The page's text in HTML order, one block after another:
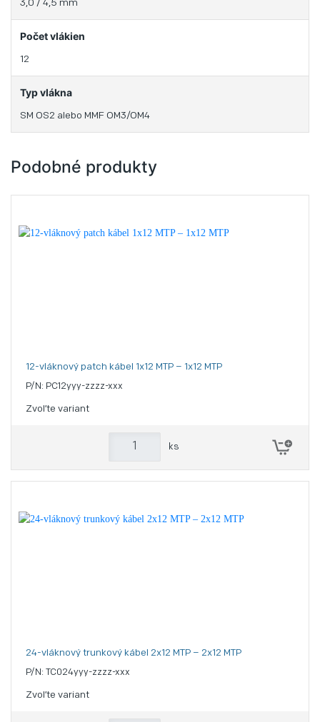
3,0 / 4,5 mm
Počet vlákien
12
Typ vlákna
SM OS2 alebo MMF OM3/OM4
Podobné produkty
12-vláknový patch kábel 1x12 MTP – 1x12 MTP
P/N: PC12yyy-zzzz-xxx
Zvoľte variant
ks
24-vláknový trunkový kábel 2x12 MTP – 2x12 MTP
P/N: TC024yyy-zzzz-xxx
Zvoľte variant